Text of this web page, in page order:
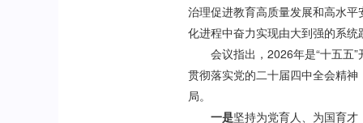
治理促进教育高质量发展和高水
化进程中奋力实现由大到强的系统
会议指出，2026年是“十五五”
贯彻落实党的二十届四中全会精
局。
一是坚持为党育人、为国育